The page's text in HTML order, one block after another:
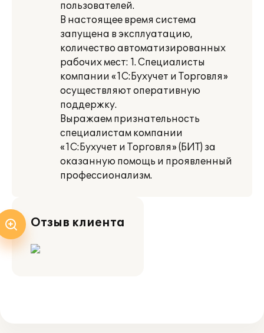
пользователей.
В настоящее время система
запущена в эксплуатацию,
количество автоматизированных
рабочих мест: 1. Специалисты
компании «1С:Бухучет и Торговля»
осуществляют оперативную
поддержку.
Выражаем признательность
специалистам компании
«1С:Бухучет и Торговля» (БИТ) за
оказанную помощь и проявленный
профессионализм.
Отзыв клиента